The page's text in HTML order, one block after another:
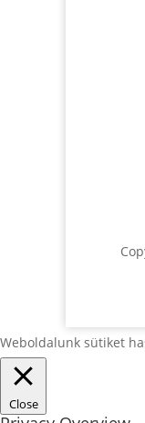
Weboldalunk sütiket
Close